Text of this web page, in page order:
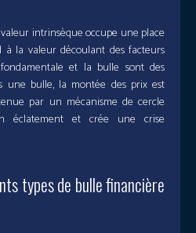
intrinsèque occupe une place
à la valeur découlant des facteurs
et la bulle sont des
une bulle, la montée des prix est
par un mécanisme de cercle
éclatement et crée une crise
types de bulle financière